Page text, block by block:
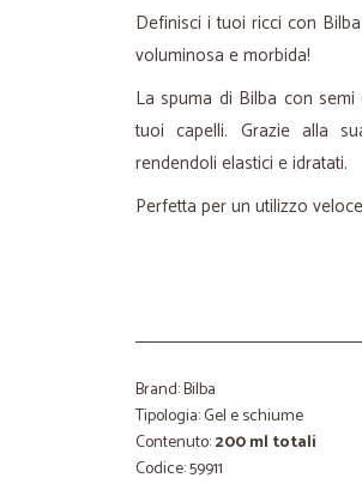
Definisci i tuoi ricci con
voluminosa e morbida!
La spuma di Bilba con
tuoi capelli. Grazie alla
rendendoli elastici e idratati.
Perfetta per un utilizzo
Brand: Bilba
Tipologia: Gel e schiume
Contenuto:200 ml totali
Codice: 59911